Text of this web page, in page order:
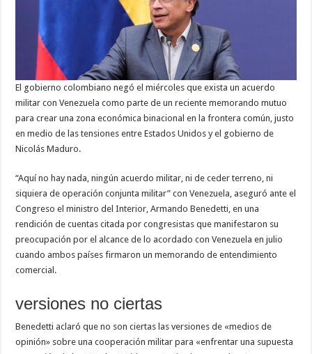
El gobierno colombiano negó el miércoles que exista un acuerdo
militar con Venezuela como parte de un reciente memorando mutuo
para crear una zona económica binacional en la frontera común, justo
en medio de las tensiones entre Estados Unidos y el gobierno de
Nicolás Maduro.
“Aquí no hay nada, ningún acuerdo militar, ni de ceder terreno, ni
siquiera de operación conjunta militar” con Venezuela, aseguró ante el
Congreso el ministro del Interior, Armando Benedetti, en una
rendición de cuentas citada por congresistas que manifestaron su
preocupación por el alcance de lo acordado con Venezuela en julio
cuando ambos países firmaron un memorando de entendimiento
comercial.
versiones no ciertas
Benedetti aclaró que no son ciertas las versiones de «medios de
opinión» sobre una cooperación militar para «enfrentar una supuesta